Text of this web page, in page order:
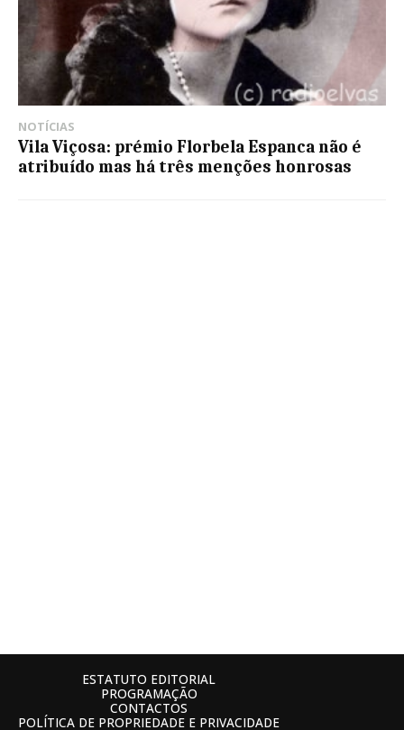
NOTÍCIAS
Vila Viçosa: prémio Florbela Espanca não é
atribuído mas há três menções honrosas
ESTATUTO EDITORIAL
PROGRAMAÇÃO
CONTACTOS
POLÍTICA DE PROPRIEDADE E PRIVACIDADE